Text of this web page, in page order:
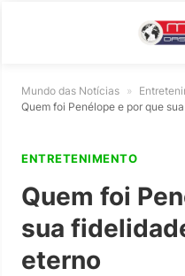
Mundo das Notícias »
Quem foi Penélope e por que
ENTRETENIMENTO
Quem foi
sua
eterno